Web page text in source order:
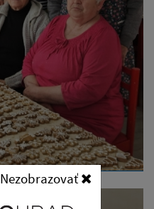
Nezobrazovať